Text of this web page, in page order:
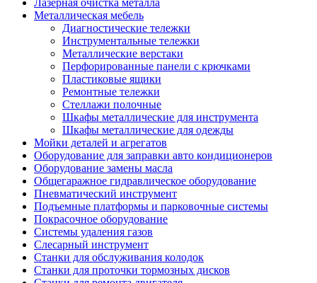
Лазерная очистка металла
Металлическая мебель
Диагностические тележки
Инструментальные тележки
Металлические верстаки
Перфорированные панели с крючками
Пластиковые ящики
Ремонтные тележки
Стеллажи полочные
Шкафы металлические для инструмента
Шкафы металлические для одежды
Мойки деталей и агрегатов
Оборудование для заправки авто кондиционеров
Оборудование замены масла
Общегаражное гидравлическое оборудование
Пневматический инструмент
Подъемные платформы и парковочные системы
Покрасочное оборудование
Системы удаления газов
Слесарный инструмент
Станки для обслуживания колодок
Станки для проточки тормозных дисков